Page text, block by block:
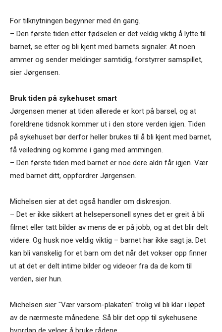
For tilknytningen begynner med én gang.
– Den første tiden etter fødselen er det veldig viktig å lytte til
barnet, se etter og bli kjent med barnets signaler. At noen
ammer og sender meldinger samtidig, forstyrrer samspillet,
sier Jørgensen.
Bruk tiden på sykehuset smart
Jørgensen mener at tiden allerede er kort på barsel, og at
foreldrene tidsnok kommer ut i den store verden igjen. Tiden
på sykehuset bør derfor heller brukes til å bli kjent med barnet,
få veiledning og komme i gang med ammingen.
­– Den første tiden med barnet er noe dere aldri får igjen. Vær
med barnet ditt, oppfordrer Jørgensen.
Michelsen sier at det også handler om diskresjon.
– Det er ikke sikkert at helsepersonell synes det er greit å bli
filmet eller tatt bilder av mens de er på jobb, og at det blir delt
videre. Og husk noe veldig viktig – barnet har ikke sagt ja. Det
kan bli vanskelig for et barn om det når det vokser opp finner
ut at det er delt intime bilder og videoer fra da de kom til
verden, sier hun.
Michelsen sier "Vær varsom-plakaten" trolig vil bli klar i løpet
av de nærmeste månedene. Så blir det opp til sykehusene